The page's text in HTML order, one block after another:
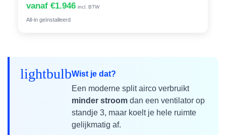
vanaf €1.946 incl. BTW
All-in geïnstalleerd
lightbulbWist je dat?
Een moderne split airco verbruikt
minder stroom dan een ventilator op
standje 3, maar koelt je hele ruimte
gelijkmatig af.